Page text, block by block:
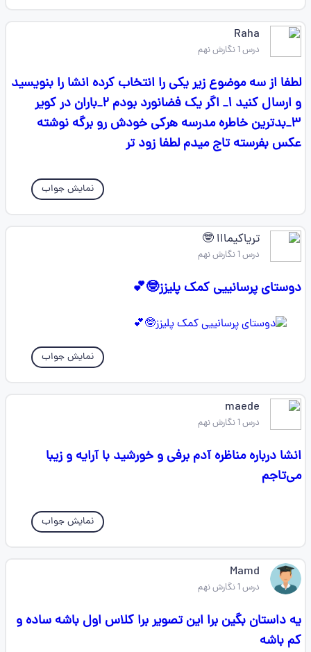
Raha
درس 1 نگارش نهم
لطفا از سه موضوع زیر یکی را انتخاب کرده انشا را بنویسید
و ارسال کنید ۱_ اگر یک فضانورد بودم ۲_باران در کویر
۳_بدترین خاطره مدرسه هرکی خودش رو برگه نوشته
عکس بفرسته تاج میدم لطفا زود تر
نمایش جواب
تریاکیمااا 🤓
درس 1 نگارش نهم
دوستای پرسانییی کمک پلیزز🤓💕
نمایش جواب
maede
درس 1 نگارش نهم
انشا درباره مناظره آدم برفی و خورشید با آرایه و زیبا
می‌تاجم
نمایش جواب
Mamd
درس 1 نگارش نهم
یه داستان بگین برا این تصویر برا کلاس اول باشه ساده و
کم باشه